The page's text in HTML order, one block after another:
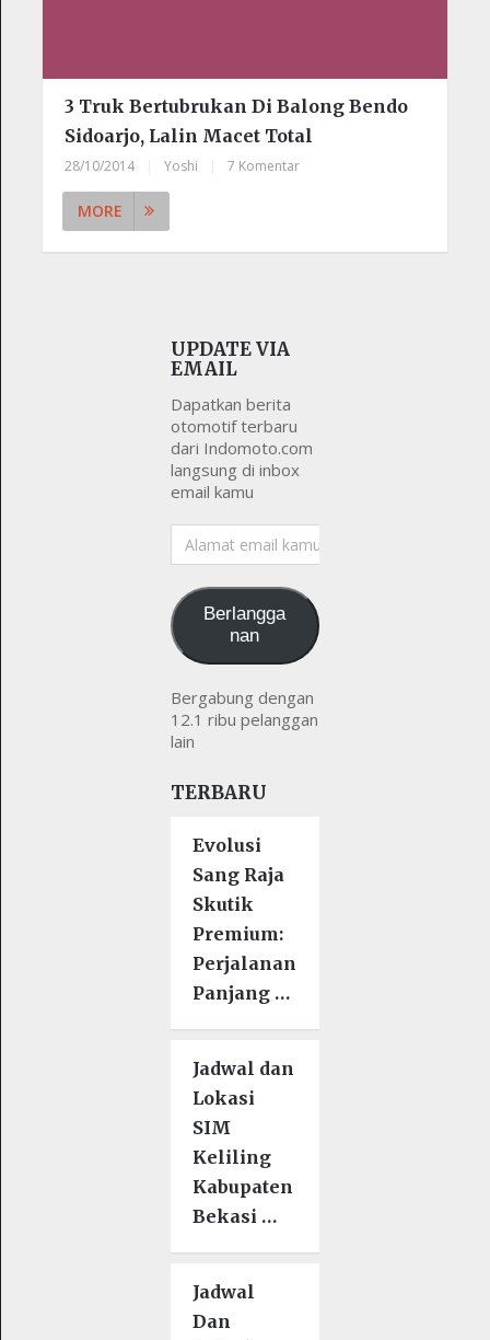
3 Truk Bertubrukan Di Balong Bendo
Sidoarjo, Lalin Macet Total
28/10/2014 Yoshi 7 Komentar
MORE
UPDATE VIA
EMAIL
Dapatkan berita
otomotif terbaru
dari Indomoto.com
langsung di inbox
email kamu
Alamat
email
Berlangga
nan
Bergabung dengan
12.1 ribu pelanggan
lain
TERBARU
Evolusi
Sang Raja
Skutik
Premium:
Perjalanan
Panjang …
Jadwal dan
Lokasi
SIM
Keliling
Kabupaten
Bekasi …
Jadwal
Dan